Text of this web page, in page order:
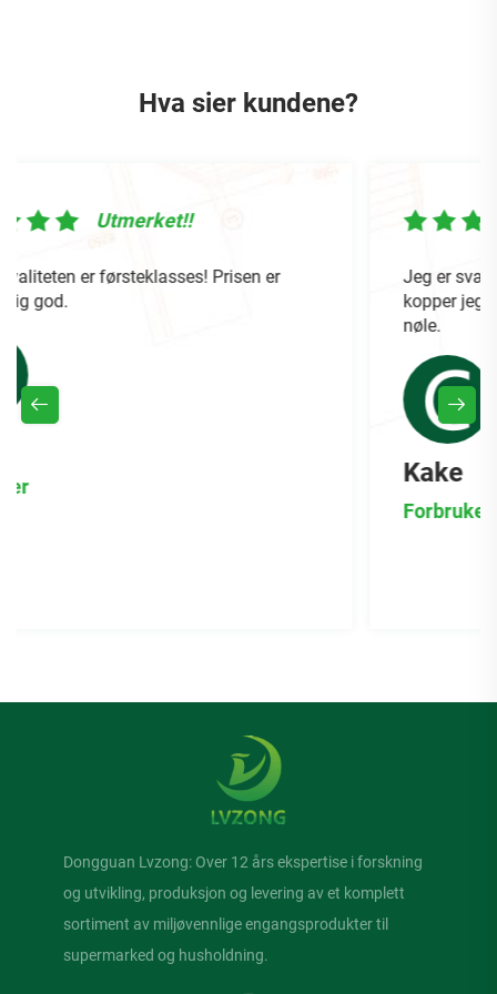
Hva sier kundene?
Prisen er
Utmerket!!
Jeg er svært fornøyd med
kopper jeg mottok. Jeg vil
Dongguan Lvzong: Over 12 års ekspertise i forskning
og utvikling, produksjon og levering av et komplett
sortiment av miljøvennlige engangsprodukter til
supermarked og husholdning.